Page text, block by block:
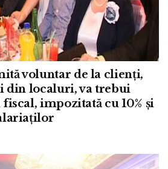
voluntar de la clienți,
din localuri, va trebui
impozitată cu 10% și